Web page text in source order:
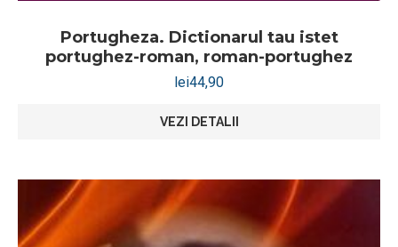
Portugheza. Dictionarul tau istet
portughez-roman, roman-portughez
lei44,90
VEZI DETALII